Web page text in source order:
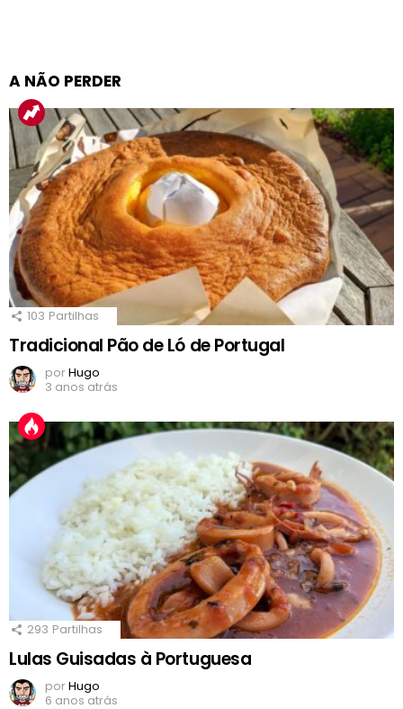
A NÃO PERDER
103 Partilhas
Tradicional Pão de Ló de Portugal
porHugo
3 anos atrás
293 Partilhas
Lulas Guisadas à Portuguesa
porHugo
6 anos atrás